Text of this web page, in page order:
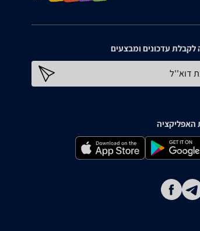
עדכונים ומבצעים
דוא''ל
האפליקציה